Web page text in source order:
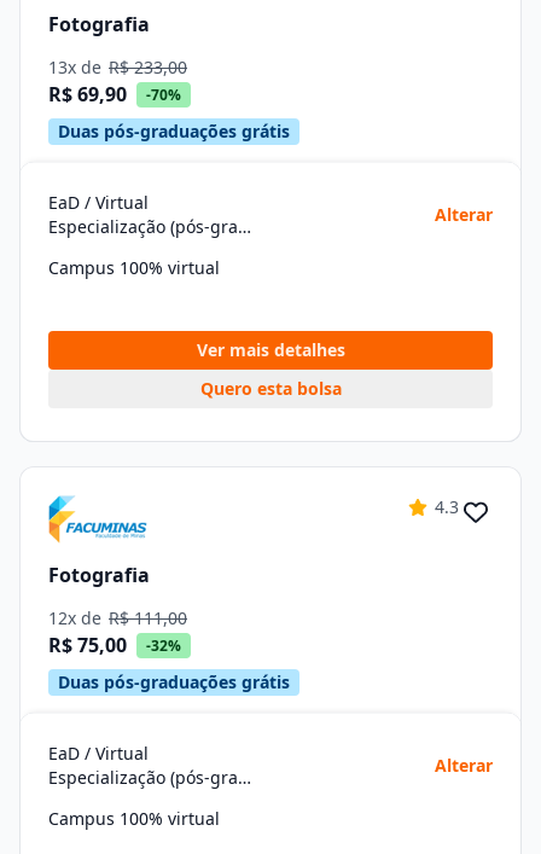
Fotografia
13x de R$ 233,00
R$ 69,90 -70%
Duas pós-graduações grátis
EaD / Virtual
Especialização (pós-graduação)
Alterar
Campus 100% virtual
Ver mais detalhes
Quero esta bolsa
4.3
Fotografia
12x de R$ 111,00
R$ 75,00 -32%
Duas pós-graduações grátis
EaD / Virtual
Especialização (pós-graduação)
Alterar
Campus 100% virtual